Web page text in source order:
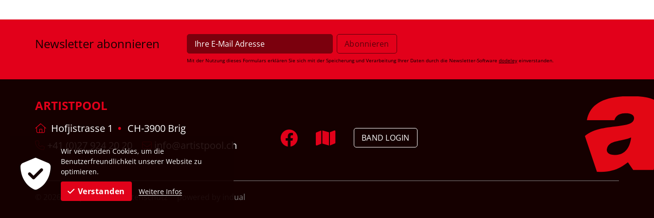
Newsletter abonnieren
Mit der Nutzung dieses Formulars erklären Sie sich mit der Speicherung und Verarbeitung Ihrer Daten durch die Newsletter-Software dodeley einverstanden.
ARTISTPOOL
Hofjistrasse 1
CH-3900 Brig
+41 (0)27 924 20 20
info@artistpool.ch
BAND LOGIN
Impressum Datenschutz powered by indual
Wir verwenden Cookies, um die
Benutzerfreundlichkeit unserer Website zu
optimieren.
Verstanden Weitere Infos